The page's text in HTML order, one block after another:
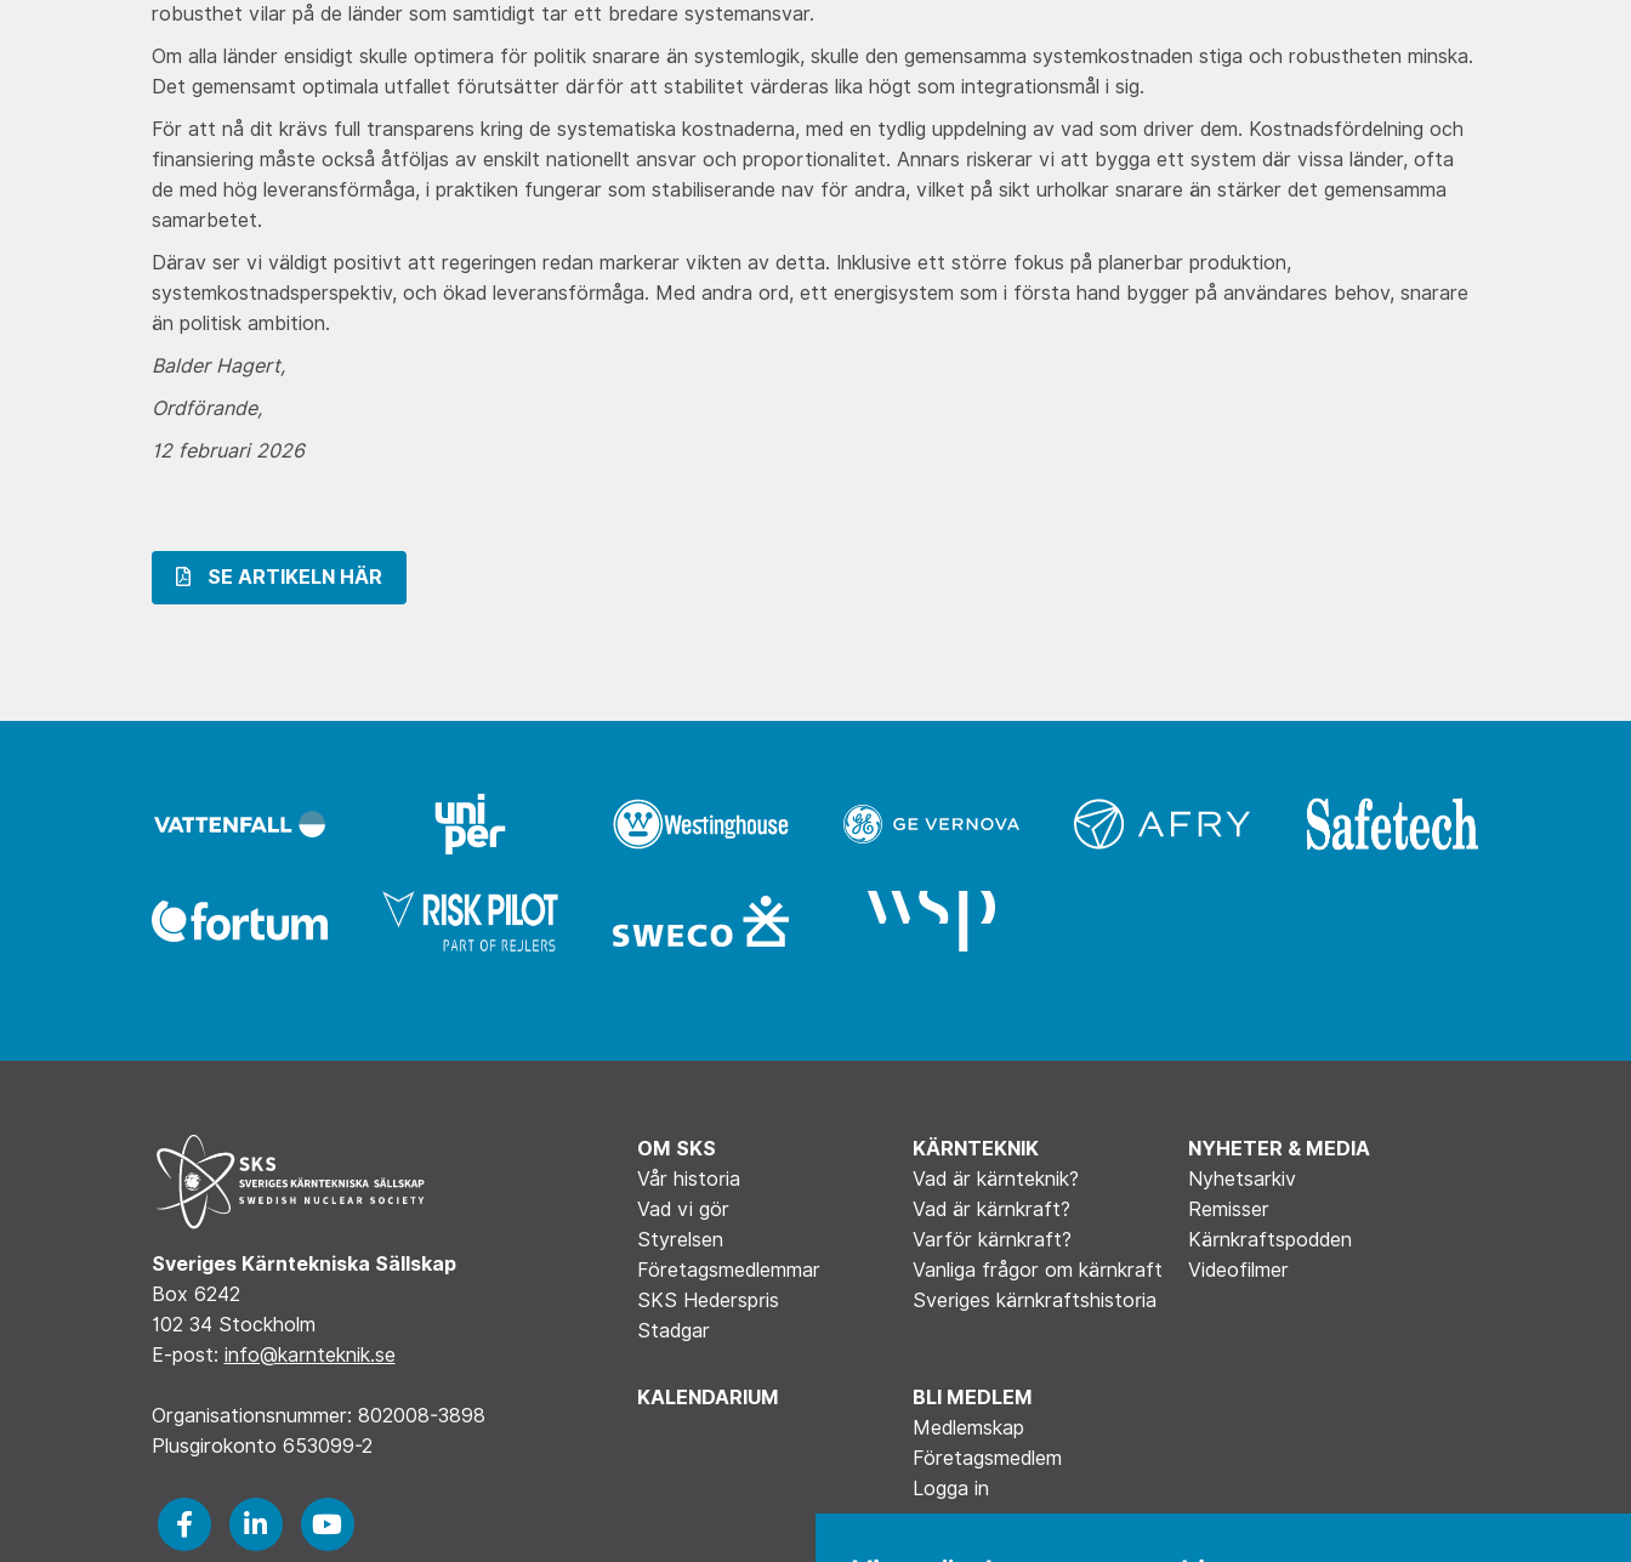
robusthet vilar på de länder som samtidigt tar ett bredare systemansvar.
Om alla länder ensidigt skulle optimera för politik snarare än systemlogik, skulle den gemensamma systemkostnaden stiga och robustheten minska.
Det gemensamt optimala utfallet förutsätter därför att stabilitet värderas lika högt som integrationsmål i sig.
För att nå dit krävs full transparens kring de systematiska kostnaderna, med en tydlig uppdelning av vad som driver dem. Kostnadsfördelning och
finansiering måste också åtföljas av enskilt nationellt ansvar och proportionalitet. Annars riskerar vi att bygga ett system där vissa länder, ofta
de med hög leveransförmåga, i praktiken fungerar som stabiliserande nav för andra, vilket på sikt urholkar snarare än stärker det gemensamma
samarbetet.
Därav ser vi väldigt positivt att regeringen redan markerar vikten av detta. Inklusive ett större fokus på planerbar produktion,
systemkostnadsperspektiv, och ökad leveransförmåga. Med andra ord, ett energisystem som i första hand bygger på användares behov, snarare
än politisk ambition.
Balder Hagert,
Ordförande,
12 februari 2026
SE ARTIKELN HÄR
Sveriges Kärntekniska Sällskap
Box 6242
102 34 Stockholm
E-post: info@karnteknik.se
Organisationsnummer: 802008-3898
Plusgirokonto 653099-2
OM SKS
Vår historia
Vad vi gör
Styrelsen
Företagsmedlemmar
SKS Hederspris
Stadgar
KÄRNTEKNIK
Vad är kärnteknik?
Vad är kärnkraft?
Varför kärnkraft?
Vanliga frågor om kärnkraft
Sveriges kärnkraftshistoria
NYHETER & MEDIA
Nyhetsarkiv
Remisser
Kärnkraftspodden
Videofilmer
KALENDARIUM
BLI MEDLEM
Medlemskap
Företagsmedlem
Logga in